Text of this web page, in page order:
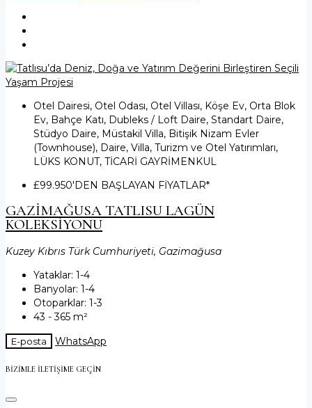
Otel Dairesi, Otel Odası, Otel Villası, Köşe Ev, Orta Blok
Ev, Bahçe Katı, Dubleks / Loft Daire, Standart Daire,
Stüdyo Daire, Müstakil Villa, Bitişik Nizam Evler
(Townhouse), Daire, Villa, Turizm ve Otel Yatırımları,
LÜKS KONUT, TİCARİ GAYRİMENKUL
£99.950'DEN BAŞLAYAN FİYATLAR*
GAZİMAĞUSA TATLISU LAGÜN
KOLEKSİYONU
Kuzey Kıbrıs Türk Cumhuriyeti, Gazimağusa
Yataklar: 1-4
Banyolar: 1-4
Otoparklar: 1-3
43 - 365 m²
E-posta WhatsApp
BIZIMLE ILETIŞIME GEÇIN